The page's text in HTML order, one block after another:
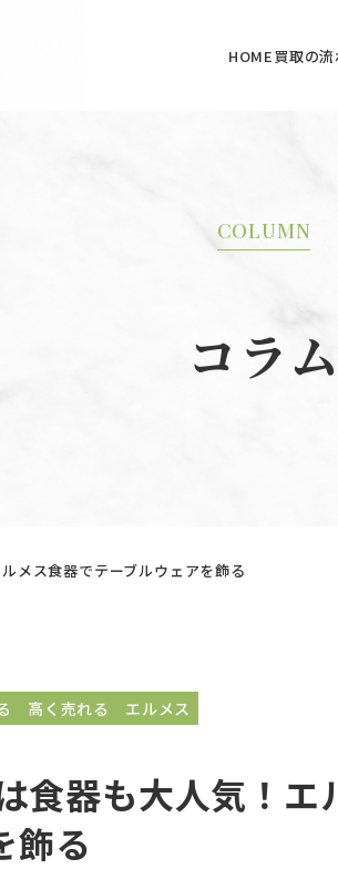
HOME買取の流
COLUMN
コラム
メス食器でテーブルウェアを飾る
高く売れる エルメス
食器も大人気！エ
飾る